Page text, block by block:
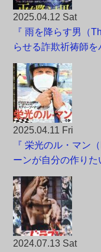
2025.04.12 Sat
『 雨を降らす男（
らせる詐欺祈祷師
2025.04.11 Fri
『 栄光のル・マン
ーンが自分の作り
2024.07.13 Sat